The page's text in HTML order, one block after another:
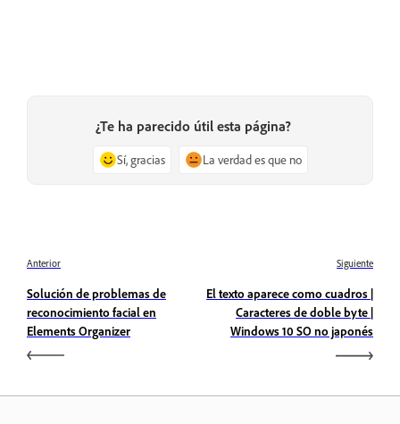
¿Te ha parecido útil esta página?
Sí, gracias La verdad es que no
Anterior
Solución de problemas de
reconocimiento facial en
Elements Organizer
Siguiente
El texto aparece como cuadros |
Caracteres de doble byte |
Windows 10 SO no japonés